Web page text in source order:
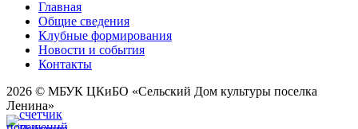
Главная
Общие сведения
Клубные формирования
Новости и события
Контакты
2026 © МБУК ЦКиБО «Сельский Дом культуры поселка
Ленина»